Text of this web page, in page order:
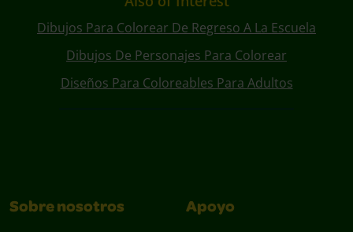
Dibujos Para Colorear De Regreso A La Escuela
Dibujos De Personajes Para Colorear
Diseños Para Coloreables Para Adultos
Sobre nosotros Apoyo